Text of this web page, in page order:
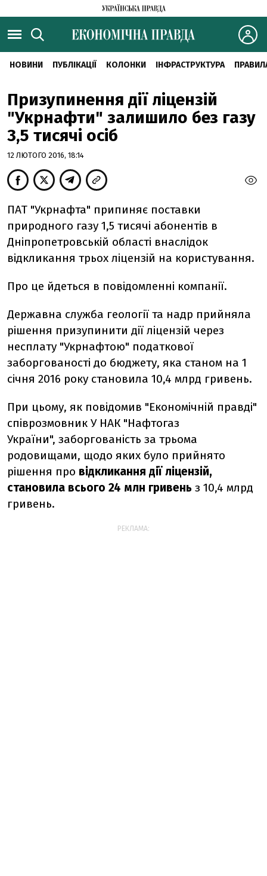
НОВИНИ ПУБЛІКАЦІЇ КОЛОНКИ ІНФРАСТРУКТУРА
Призупинення дії ліцензій
"Укрнафти" залишило без газу
3,5 тисячі осіб
12 ЛЮТОГО 2016, 18:14
ПАТ "Укрнафта" припиняє поставки
природного газу 1,5 тисячі абонентів в
Дніпропетровській області внаслідок
відкликання трьох ліцензій на користування.
Про це йдеться в повідомленні компанії.
Державна служба геології та надр прийняла
рішення призупинити дії ліцензій через
несплату "Укрнафтою" податкової
заборгованості до бюджету, яка станом на 1
січня 2016 року становила 10,4 млрд гривень.
При цьому, як повідомив "Економічній правді"
співрозмовник У НАК "Нафтогаз
України", заборгованість за трьома
родовищами, щодо яких було прийнято
рішення про відкликання дії ліцензій,
становила всього 24 млн гривень з 10,4 млрд
гривень.
РЕКЛАМА: